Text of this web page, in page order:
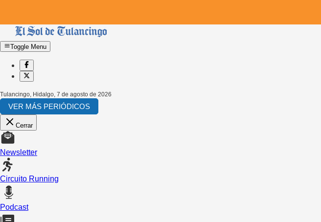
Toggle Menu
Tulancingo, Hidalgo, 7 de agosto de 2026
VER MÁS PERIÓDICOS
Cerrar
Newsletter
Circuito Running
Podcast